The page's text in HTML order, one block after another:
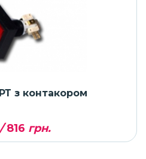
з контакором
816 грн.